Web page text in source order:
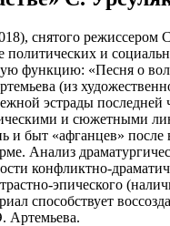
снятого
политических и
функцию: «Песня о
(из
эстрады
и сюжетными
быт «афганцев»
Анализ
конфликтно-
эпического
способствует
Артемьева.